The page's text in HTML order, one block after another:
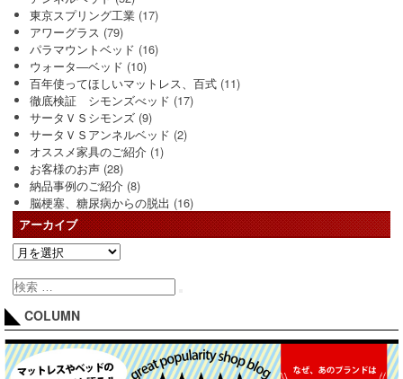
東京スプリング工業 (17)
アワーグラス (79)
パラマウントベッド (16)
ウォータ―ベッド (10)
百年使ってほしいマットレス、百式 (11)
徹底検証 シモンズべッド (17)
サータＶＳシモンズ (9)
サータＶＳアンネルベッド (2)
オススメ家具のご紹介 (1)
お客様のお声 (28)
納品事例のご紹介 (8)
脳梗塞、糖尿病からの脱出 (16)
アーカイブ
COLUMN